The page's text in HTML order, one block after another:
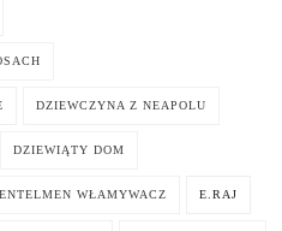
DZIEWCZYNA Z NEAPOLU
DZIEWIĄTY DOM
WŁAMYWACZ E.RAJ